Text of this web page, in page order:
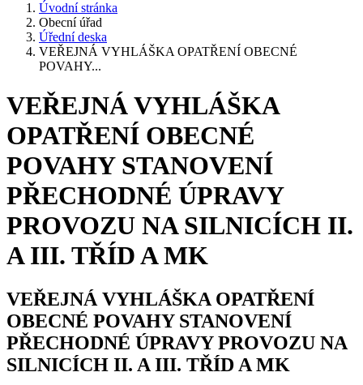
Úvodní stránka
Obecní úřad
Úřední deska
VEŘEJNÁ VYHLÁŠKA OPATŘENÍ OBECNÉ
POVAHY...
VEŘEJNÁ VYHLÁŠKA
OPATŘENÍ OBECNÉ
POVAHY STANOVENÍ
PŘECHODNÉ ÚPRAVY
PROVOZU NA SILNICÍCH II.
A III. TŘÍD A MK
VEŘEJNÁ VYHLÁŠKA OPATŘENÍ
OBECNÉ POVAHY STANOVENÍ
PŘECHODNÉ ÚPRAVY PROVOZU NA
SILNICÍCH II. A III. TŘÍD A MK